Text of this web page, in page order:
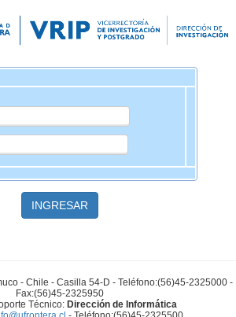
INGRESAR
- Chile - Casilla 54-D - Teléfono:(56)45-2325000 -
Fax:(56)45-2325950
Técnico: Dirección de Informática